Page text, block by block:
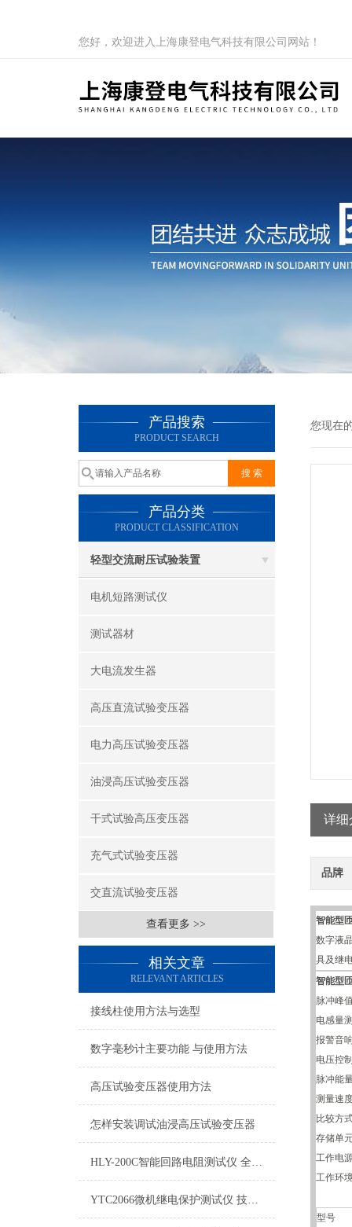
您好，欢迎进入上海康登电气科技有限公司网站！
产品搜索
PRODUCT SEARCH
产品分类
PRODUCT CLASSIFICATION
轻型交流耐压试验装置
电机短路测试仪
测试器材
大电流发生器
高压直流试验变压器
电力高压试验变压器
油浸高压试验变压器
干式试验高压变压器
充气式试验变压器
交直流试验变压器
查看更多 >>
相关文章
RELEVANT ARTICLES
接线柱使用方法与选型
数字毫秒计主要功能 与使用方法
高压试验变压器使用方法
怎样安装调试油浸高压试验变压器
HLY-200C智能回路电阻测试仪 全面讲解
YTC2066微机继电保护测试仪 技术性能
您现在
详细
品牌
智能型
数字液
具及继
智能型
脉冲
电感量
报警音
电压控
脉冲
测量速
比较方
存储单
工作
工作环
型号